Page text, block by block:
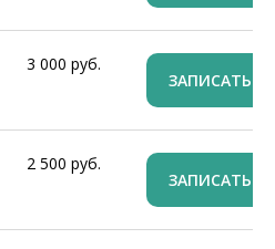
3 000 руб.
ЗАПИСАТЬСЯ
2 500 руб.
ЗАПИСАТЬСЯ